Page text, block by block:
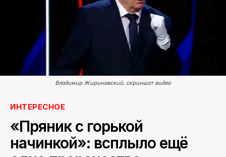
Материалы о Рязани и области
Здоровье
Интересное
Новости кино и ТВ
Новости России
Новости мира
Все материалы 7инфо
О НАС
Владимир Жириновский, скриншот видео
ИНТЕРЕСНОЕ
«Пряник с горькой
начинкой»: всплыло ещё